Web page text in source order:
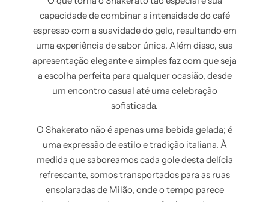
capacidade de combinar a intensidade do café
espresso com a suavidade do gelo, resultando em
uma experiência de sabor única. Além disso, sua
apresentação elegante e simples faz com que seja
a escolha perfeita para qualquer ocasião, desde
um encontro casual até uma celebração
sofisticada.
O Shakerato não é apenas uma bebida gelada; é
uma expressão de estilo e tradição italiana. À
medida que saboreamos cada gole desta delícia
refrescante, somos transportados para as ruas
ensolaradas de Milão, onde o tempo parece